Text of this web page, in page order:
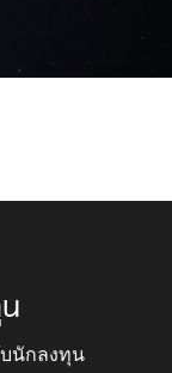
นักลงทุน